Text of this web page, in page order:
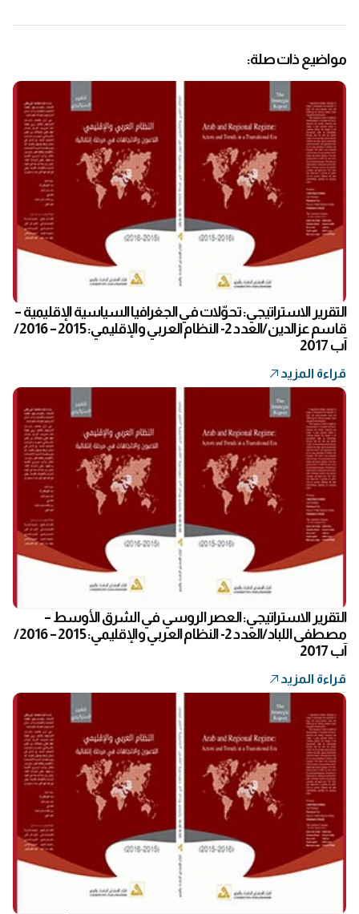
مواضيع ذات صلة:
التقرير الاستراتيجي: تحوّلات في الجغرافيا السياسية الإقليمية –
قاسم عزالدين/العدد 2- النظام العربي والإقليمي: 2015 – 2016/
آب 2017
قراءة المزيد
التقرير الاستراتيجي: العصر الروسي في الشرق الأوسط –
مصطفى اللباد/العدد 2- النظام العربي والإقليمي: 2015 – 2016/
آب 2017
قراءة المزيد